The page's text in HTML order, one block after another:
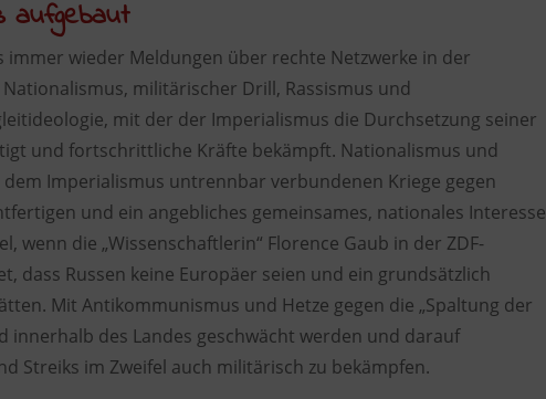
aufgebaut
immer wieder Meldungen über rechte Netzwerke in der
militärischer Drill, Rassismus und
mit der der Imperialismus die Durchsetzung seiner
und fortschrittliche Kräfte bekämpft. Nationalismus und
dem Imperialismus untrennbar verbundenen Kriege gegen
und ein angebliches gemeinsames, nationales Interesse
wenn die „Wissenschaftlerin“ Florence Gaub in der ZDF-
dass Russen keine Europäer seien und ein grundsätzlich
Mit Antikommunismus und Hetze gegen die „Spaltung der
innerhalb des Landes geschwächt werden und darauf
Streiks im Zweifel auch militärisch zu bekämpfen.